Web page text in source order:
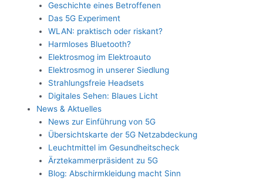
Geschichte eines Betroffenen
Das 5G Experiment
WLAN: praktisch oder riskant?
Harmloses Bluetooth?
Elektrosmog im Elektroauto
Elektrosmog in unserer Siedlung
Strahlungsfreie Headsets
Digitales Sehen: Blaues Licht
News & Aktuelles
News zur Einführung von 5G
Übersichtskarte der 5G Netzabdeckung
Leuchtmittel im Gesundheitscheck
Ärztekammerpräsident zu 5G
Blog: Abschirmkleidung macht Sinn